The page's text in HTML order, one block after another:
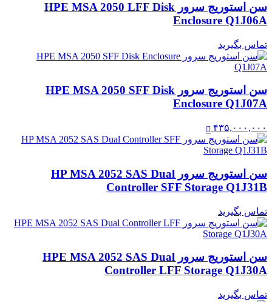
سن استوریج سرور HPE MSA 2050 LFF Disk
Enclosure Q1J06A
تماس بگیرید
سن استوریج سرور HPE MSA 2050 SFF Disk
Enclosure Q1J07A
۴۳۵,۰۰۰,۰۰۰
سن استوریج سرور HP MSA 2052 SAS Dual
Controller SFF Storage Q1J31B
تماس بگیرید
سن استوریج سرور HPE MSA 2052 SAS Dual
Controller LFF Storage Q1J30A
تماس بگیرید